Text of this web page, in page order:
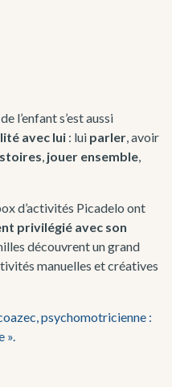
l’enfant s’est aussi
avec lui : lui parler, avoir
, jouer ensemble,
d’activités Picadelo ont
privilégié avec son
découvrent un grand
manuelles et créatives
psychomotricienne :
».